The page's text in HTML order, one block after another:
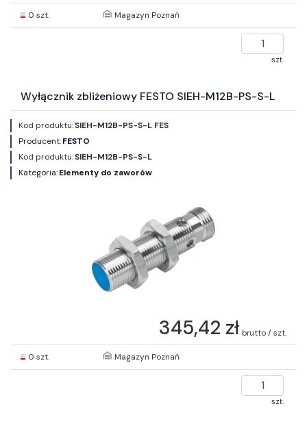
0 szt. Magazyn Poznań
szt.
Wyłącznik zbliżeniowy FESTO SIEH-M12B-PS-S-L
Kod produktu:SIEH-M12B-PS-S-L FES
Producent:FESTO
Kod produktu:SIEH-M12B-PS-S-L
Kategoria:Elementy do zaworów
345,42 zł brutto / szt.
0 szt. Magazyn Poznań
szt.